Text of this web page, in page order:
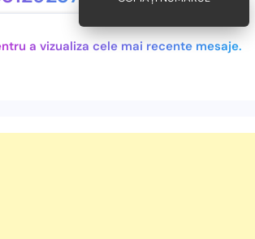
a vizualiza cele mai recente mesaje.